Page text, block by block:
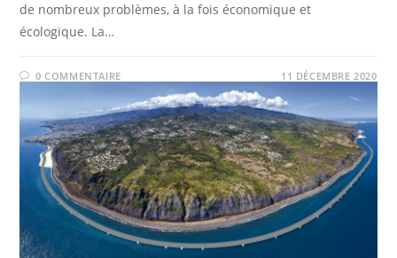
de nombreux problèmes, à la fois économique et
écologique. La…
0 COMMENTAIRE 11 DÉCEMBRE 2020